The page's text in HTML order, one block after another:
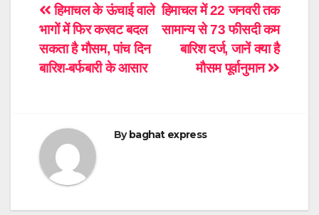
Post
navigation
हिमाचल में 22 जनवरी तक
सामान्य से 73 फीसदी कम
बारिश दर्ज, जानें क्या है
माैसम पूर्वानुमान
हिमाचल के ऊंचाई वाले
भागों में फिर करवट बदल
सकता है माैसम, पांच दिन
बारिश-बर्फबारी के आसार
Bybaghat express